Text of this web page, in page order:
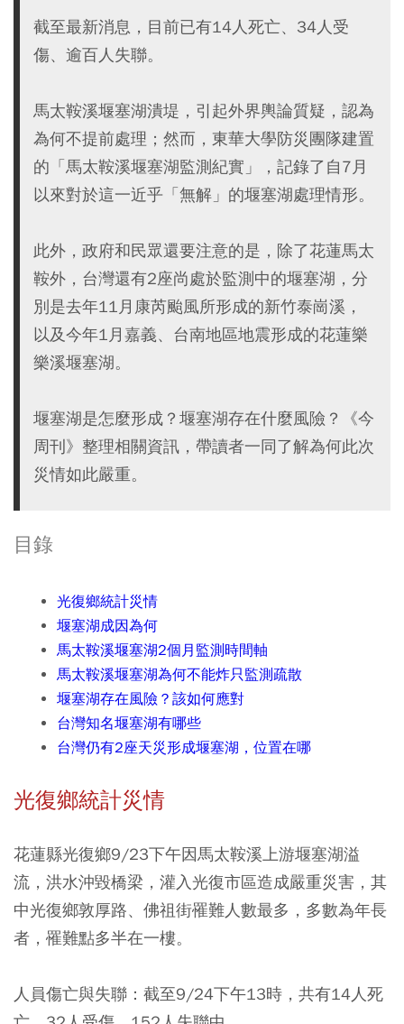
截至最新消息，目前已有14人死亡、34人受
傷、逾百人失聯。
馬太鞍溪堰塞湖潰堤，引起外界輿論質疑，認為
為何不提前處理；然而，東華大學防災團隊建置
的「馬太鞍溪堰塞湖監測紀實」，記錄了自7月
以來對於這一近乎「無解」的堰塞湖處理情形。
此外，政府和民眾還要注意的是，除了花蓮馬太
鞍外，台灣還有2座尚處於監測中的堰塞湖，分
別是去年11月康芮颱風所形成的新竹泰崗溪，
以及今年1月嘉義、台南地區地震形成的花蓮樂
樂溪堰塞湖。
堰塞湖是怎麼形成？堰塞湖存在什麼風險？《今
周刊》整理相關資訊，帶讀者一同了解為何此次
災情如此嚴重。
目錄
光復鄉統計災情
堰塞湖成因為何
馬太鞍溪堰塞湖2個月監測時間軸
馬太鞍溪堰塞湖為何不能炸只監測疏散
堰塞湖存在風險？該如何應對
台灣知名堰塞湖有哪些
台灣仍有2座天災形成堰塞湖，位置在哪
光復鄉統計災情
花蓮縣光復鄉9/23下午因馬太鞍溪上游堰塞湖溢
流，洪水沖毀橋梁，灌入光復市區造成嚴重災害，其
中光復鄉敦厚路、佛祖街罹難人數最多，多數為年長
者，罹難點多半在一樓。
人員傷亡與失聯： 截至9/24下午13時，共有14人死